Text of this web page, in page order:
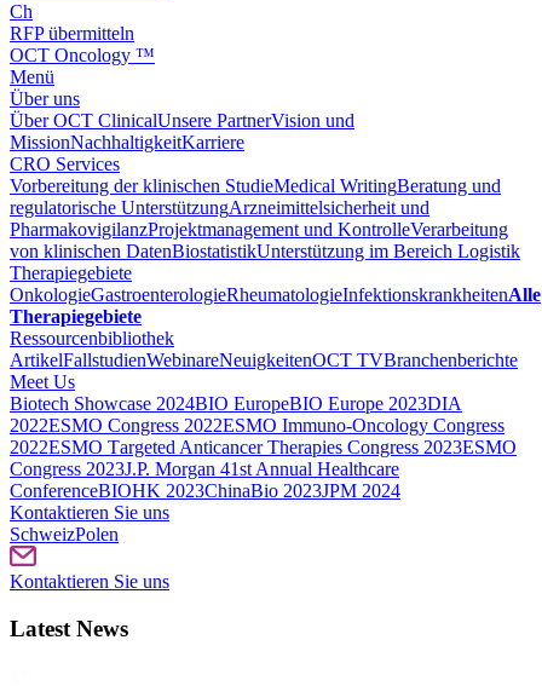
Ch
RFP übermitteln
OCT Oncology ™
Menü
Über uns
Über OCT ClinicalUnsere PartnerVision und
MissionNachhaltigkeitKarriere
CRO Services
Vorbereitung der klinischen StudieMedical WritingBeratung und
regulatorische UnterstützungArzneimittelsicherheit und
PharmakovigilanzProjektmanagement und KontrolleVerarbeitung
von klinischen DatenBiostatistikUnterstützung im Bereich Logistik
Therapiegebiete
OnkologieGastroenterologieRheumatologieInfektionskrankheitenAlle
Therapiegebiete
Ressourcenbibliothek
ArtikelFallstudienWebinareNeuigkeitenOCT TVBranchenberichte
Meet Us
Biotech Showcase 2024BIO EuropeBIO Europe 2023DIA
2022ESMO Congress 2022ESMO Immuno-Oncology Congress
2022ESMO Тargeted Anticancer Therapies Congress 2023ESMO
Congress 2023J.P. Morgan 41st Annual Healthcare
ConferenceBIOHK 2023ChinaBio 2023JPM 2024
Kontaktieren Sie uns
SchweizPolen
Kontaktieren Sie uns
Latest News